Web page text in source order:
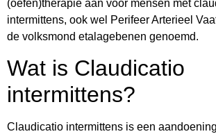
(oefen)therapie aan voor mensen met
intermittens, ook wel Perifeer Arterieel
de volksmond etalagebenen genoemd.
Wat is Claudicatio
intermittens?
Claudicatio intermittens is een